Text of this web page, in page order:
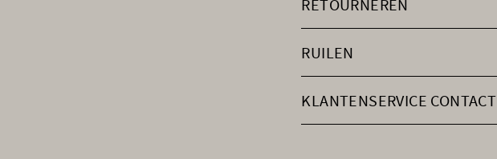
RETOURNEREN
RUILEN
KLANTENSERVICE CONTACT